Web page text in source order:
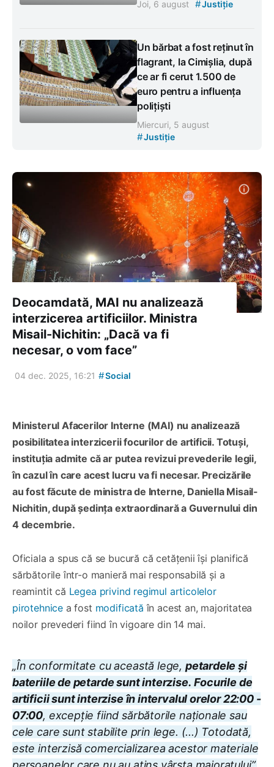
Joi, 6 august #Justiție
Un bărbat a fost reținut în
flagrant, la Cimișlia, după
ce ar fi cerut 1.500 de
euro pentru a influența
polițiști
Miercuri, 5 august
#Justiție
Deocamdată, MAI nu analizează
interzicerea artificiilor. Ministra
Misail-Nichitin: „Dacă va fi
necesar, o vom face”
04 dec. 2025, 16:21 #Social
Ministerul Afacerilor Interne (MAI) nu analizează
posibilitatea interzicerii focurilor de artificii. Totuși,
instituția admite că ar putea revizui prevederile legii,
în cazul în care acest lucru va fi necesar. Precizările
au fost făcute de ministra de Interne, Daniella Misail-
Nichitin, după ședința extraordinară a Guvernului din
4 decembrie.
Oficiala a spus că se bucură că cetățenii își planifică
sărbătorile într-o manieră mai responsabilă și a
reamintit că Legea privind regimul articolelor
pirotehnice a fost modificată în acest an, majoritatea
noilor prevederi fiind în vigoare din 14 mai.
„În conformitate cu această lege, petardele și
bateriile de petarde sunt interzise. Focurile de
artificii sunt interzise în intervalul orelor 22:00 -
07:00, excepție fiind sărbătorile naționale sau
cele care sunt stabilite prin lege. (...) Totodată,
este interzisă comercializarea acestor materiale